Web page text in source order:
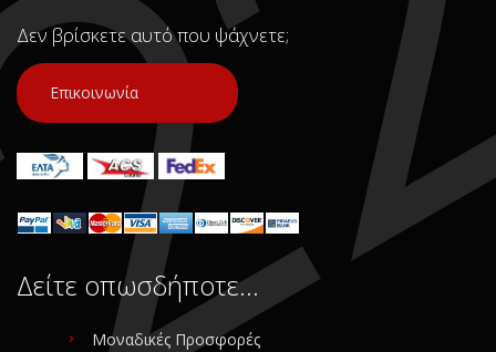
Δεν βρίσκετε αυτό που ψάχνετε;
Επικοινωνία
Δείτε οπωσδήποτε…
Μοναδικές Προσφορές